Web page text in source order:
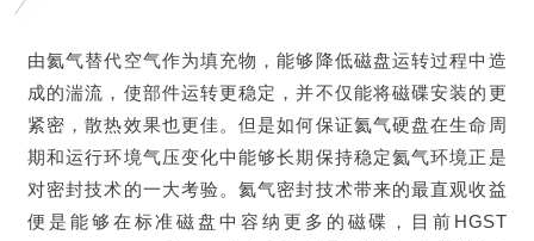
由氦气替代空气作为填充物，能够降低磁盘运转过程中造
成的湍流，使部件运转更稳定，并不仅能将磁碟安装的更
紧密，散热效果也更佳。但是如何保证氦气硬盘在生命周
期和运行环境气压变化中能够长期保持稳定氦气环境正是
对密封技术的一大考验。氦气密封技术带来的最直观收益
便是能够在标准磁盘中容纳更多的磁碟，目前HGST